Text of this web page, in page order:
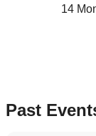
14
Past